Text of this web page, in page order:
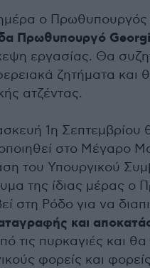
ημέρα ο
Πρωθυπουργό
εργασίας. Θα
ζητήματα και
ατζέντας.
1η Σεπτεμβρίου
στο Μέγαρο
του Υπουργικού
της ίδιας μέρας ο
στη Ρόδο για να
και
τις πυρκαγιές και
φορείς και